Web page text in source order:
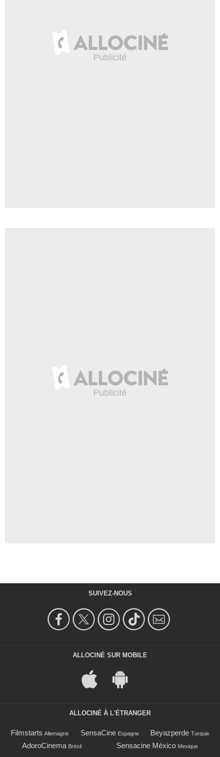
SUIVEZ-NOUS
ALLOCINÉ SUR MOBILE
ALLOCINÉ À L'ÉTRANGER
Filmstarts Allemagne SensaCine Espagne Beyazperde Turquie
AdoroCinema Brésil Sensacine México Mexique